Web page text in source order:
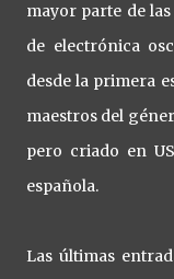
mayor parte de
de electrónica
desde la primera
maestros del
pero criado en
española.
Las últimas